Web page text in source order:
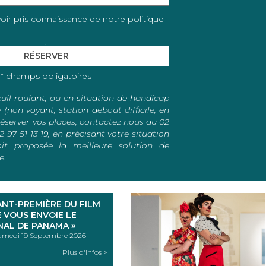
pris connaissance de notre politique
.
* champs obligatoires
roulant, ou en situation de handicap
voyant, station debout difficile, en
vos places, contactez nous au 02
97 51 13 19, en précisant votre situation
proposée la meilleure solution de
PREMIÈRE DU FILM
VOUS ENVOIE LE
DE PANAMA »
19 Septembre 2026
Plus d'infos >